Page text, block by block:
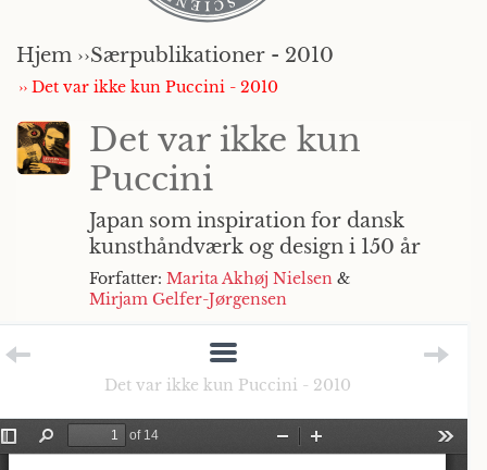
Hjem ››Særpublikationer - 2010
›› Det var ikke kun Puccini - 2010
Det var ikke kun
Puccini
Japan som inspiration for dansk
kunsthåndværk og design i 150 år
Forfatter: Marita Akhøj Nielsen &
Mirjam Gelfer-Jørgensen
Det var ikke kun Puccini - 2010